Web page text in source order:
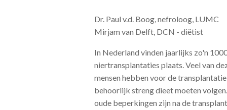
Dr. Paul v.d. Boog, nefroloog, LUMC
Mirjam van Delft, DCN - diëtist
In Nederland vinden jaarlijks zo'n
niertransplantaties plaats. Veel van
mensen hebben voor de
behoorlijk streng dieet moeten
oude beperkingen zijn na de